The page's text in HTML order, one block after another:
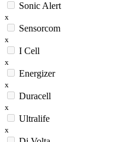
Sonic Alert
x
Sensorcom
x
I Cell
x
Energizer
x
Duracell
x
Ultralife
x